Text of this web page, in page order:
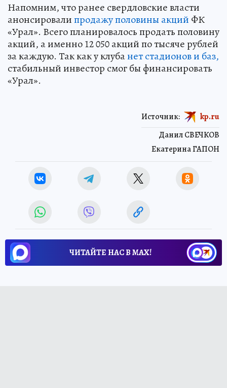
Напомним, что ранее свердловские власти
анонсировалипродажу половины акций ФК
«Урал». Всего планировалось продать половину
акций, а именно 12 050 акций по тысяче рублей
за каждую. Так как у клубанет стадионов и баз,
стабильный инвестор смог бы финансировать
«Урал».
Данил СВЕЧКОВ
Екатерина ГАПОН
Источник: kp.ru
ЧИТАЙТЕ НАС В МАХ!